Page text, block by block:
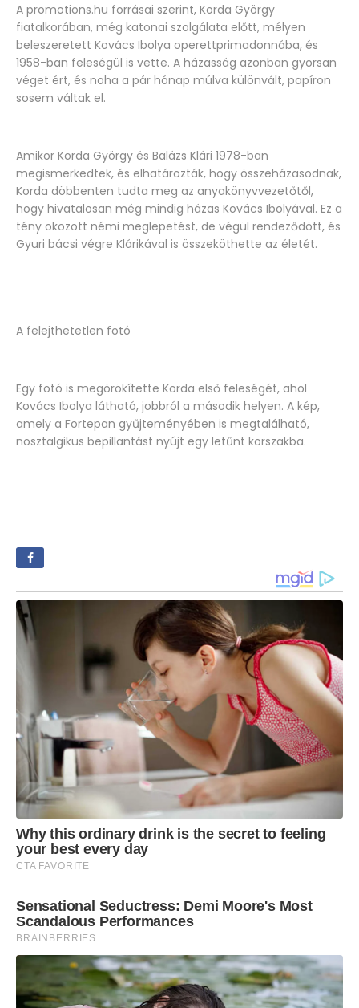
A promotions.hu forrásai szerint, Korda György
fiatalkorában, még katonai szolgálata előtt, mélyen
beleszeretett Kovács Ibolya operettprimadonnába, és
1958-ban feleségül is vette. A házasság azonban gyorsan
véget ért, és noha a pár hónap múlva különvált, papíron
sosem váltak el.
Amikor Korda György és Balázs Klári 1978-ban
megismerkedtek, és elhatározták, hogy összeházasodnak,
Korda döbbenten tudta meg az anyakönyvvezetőtől,
hogy hivatalosan még mindig házas Kovács Ibolyával. Ez a
tény okozott némi meglepetést, de végül rendeződött, és
Gyuri bácsi végre Klárikával is összeköthette az életét.
A felejthetetlen fotó
Egy fotó is megörökítette Korda első feleségét, ahol
Kovács Ibolya látható, jobbról a második helyen. A kép,
amely a Fortepan gyűjteményében is megtalálható,
nosztalgikus bepillantást nyújt egy letűnt korszakba.